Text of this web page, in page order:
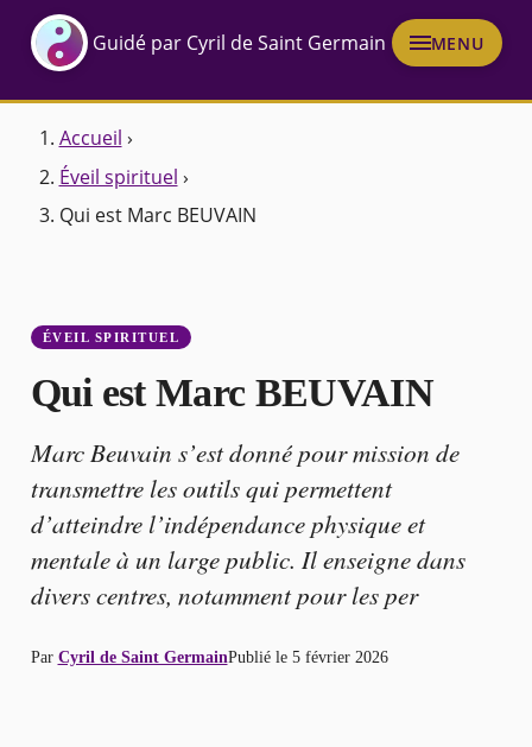
Guidé par Cyril de Saint Germain MENU
Accueil ›
Éveil spirituel ›
Qui est Marc BEUVAIN
ÉVEIL SPIRITUEL
Qui est Marc BEUVAIN
Marc Beuvain s’est donné pour mission de
transmettre les outils qui permettent
d’atteindre l’indépendance physique et
mentale à un large public. Il enseigne dans
divers centres, notamment pour les per
Par Cyril de Saint GermainPublié le 5 février 2026